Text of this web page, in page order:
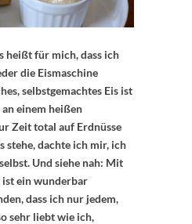
heißt für mich, dass ich
die Eismaschine
selbstgemachtes Eis ist
einem heißen
Zeit total auf Erdnüsse
stehe, dachte ich mir, ich
Und siehe nah: Mit
ein wunderbar
dass ich nur jedem,
sehr liebt wie ich,